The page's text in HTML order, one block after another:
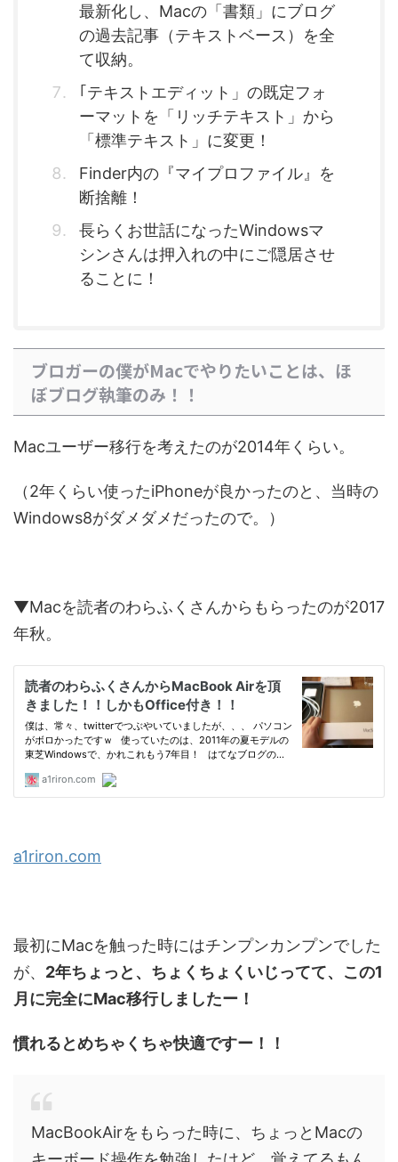
最新化し、Macの「書類」にブログ
の過去記事（テキストベース）を全
て収納。
｢テキストエディット」の既定フォ
ーマットを「リッチテキスト」から
「標準テキスト」に変更！
Finder内の『マイプロファイル』を
断捨離！
長らくお世話になったWindowsマ
シンさんは押入れの中にご隠居させ
ることに！
ブロガーの僕がMacでやりたいことは、ほ
ぼブログ執筆のみ！！
Macユーザー移行を考えたのが2014年くらい。
（2年くらい使ったiPhoneが良かったのと、当時の
Windows8がダメダメだったので。）
▼Macを読者のわらふくさんからもらったのが2017
年秋。
a1riron.com
最初にMacを触った時にはチンプンカンプンでした
が、 2年ちょっと、ちょくちょくいじってて、この1
月に完全にMac移行しましたー！
慣れるとめちゃくちゃ快適ですー！！
MacBookAirをもらった時に、ちょっとMacの